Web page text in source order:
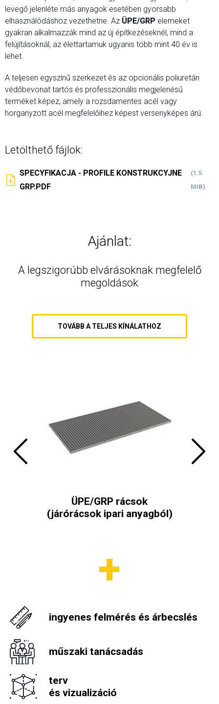
levegő jelenléte más anyagok esetében gyorsabb
elhasználódáshoz vezethetne. Az ÜPE/GRP elemeket
gyakran alkalmazzák mind az új építkezéseknél, mind a
felújításoknál, az élettartamuk ugyanis több mint 40 év is
lehet.
A teljesen egyszínű szerkezet és az opcionális poliuretán
védőbevonat tartós és professzionális megjelenésű
terméket képez, amely a rozsdamentes acél vagy
horganyzott acél megfelelőihez képest versenyképes árú.
Letölthető fájlok:
SPECYFIKACJA - PROFILE KONSTRUKCYJNE
GRP.PDF
(1.5
MIB)
Ajánlat:
A legszigorúbb elvárásoknak megfelelő
megoldások
TOVÁBB A TELJES KÍNÁLATHOZ
ÜPE/GRP rácsok
(járórácsok ipari anyagból)
ingyenes felmérés és árbecslés
műszaki tanácsadás
terv
és vizualizáció